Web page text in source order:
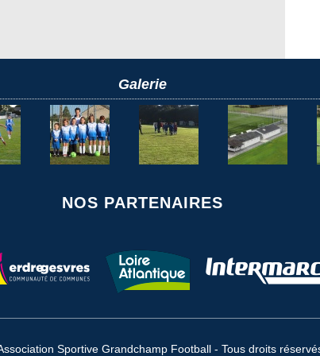
Galerie
NOS PARTENAIRES
Sportive Grandchamp Football - Tous droits